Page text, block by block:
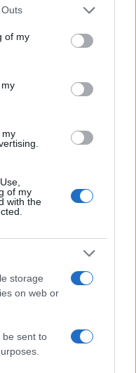
one or more Google
You may click to
its third-party tags to
in below Google
of my
my
of my
with the
storage
on web or
be sent to